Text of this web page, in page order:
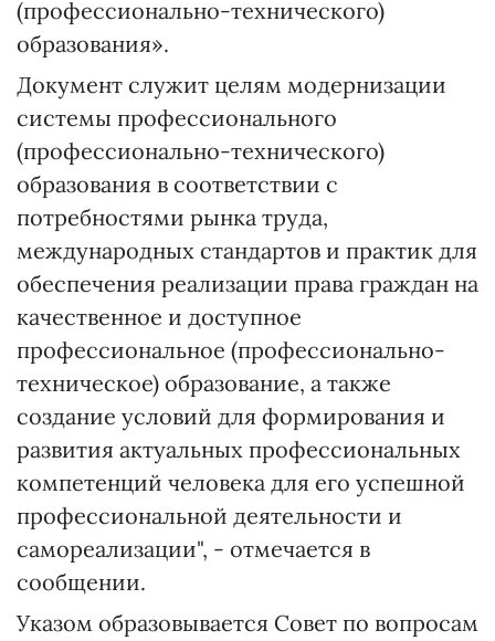
(профессионально-технического)
образования».
Документ служит целям модернизации
системы профессионального
(профессионально-технического)
образования в соответствии с
потребностями рынка труда,
международных стандартов и практик для
обеспечения реализации права граждан на
качественное и доступное
профессиональное (профессионально-
техническое) образование, а также
создание условий для формирования и
развития актуальных профессиональных
компетенций человека для его успешной
профессиональной деятельности и
самореализации", - отмечается в
сообщении.
Указом образовывается Совет по вопросам